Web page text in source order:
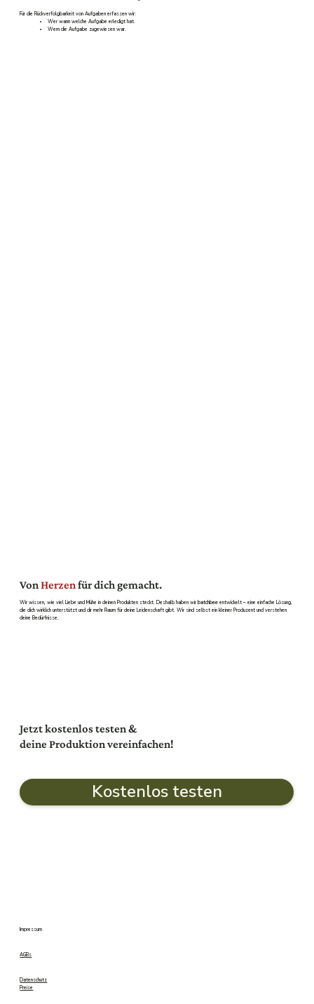
Für die Rückverfolgbarkeit von Aufgaben erfassen wir:
Wer wann welche Aufgabe erledigt hat.
Wem die Aufgabe zugewiesen war.
Von Herzen für dich gemacht.
Wir wissen, wie viel Liebe und Mühe in deinen Produkten steckt. Deshalb haben wir batchbeeentwickelt – eine einfache Lösung,
die dich wirklich unterstützt und dir mehr Raum für deine Leidenschaft gibt. Wir sind selbst ein kleiner Produzent und verstehen
deine Bedürfnisse.
Jetzt kostenlos testen &
deine Produktion vereinfachen!
Kostenlos testen
Impressum
AGBs
Datenschutz
Preise